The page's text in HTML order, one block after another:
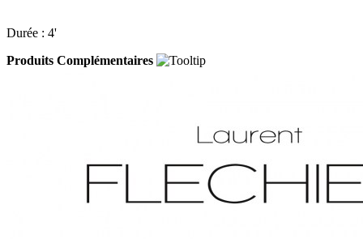
Durée : 4'
Produits Complémentaires